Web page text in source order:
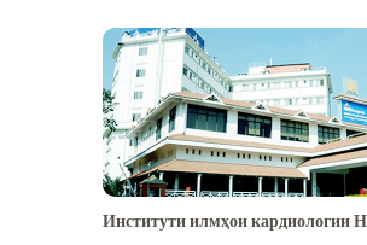
Институти илмҳои кардиологии